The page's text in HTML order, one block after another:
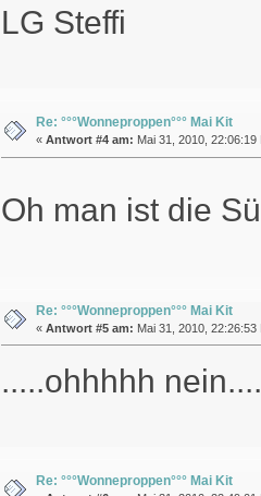
LG Steffi
Re: °°°Wonneproppen°°° Mai Kit
« Antwort #4 am: Mai 31, 2010, 22:06:19
Oh man ist die
Re: °°°Wonneproppen°°° Mai Kit
« Antwort #5 am: Mai 31, 2010, 22:26:53
.....ohhhhh
Re: °°°Wonneproppen°°° Mai Kit